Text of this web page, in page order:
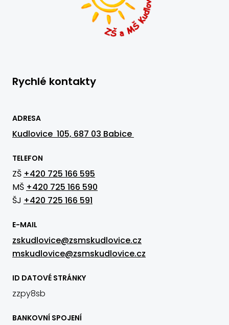
Rychlé kontakty
ADRESA
Kudlovice 105, 687 03 Babice
TELEFON
ZŠ+420 725 166 595
MŠ+420 725 166 590
ŠJ +420 725 166 591
E-MAIL
zskudlovice@zsmskudlovice.cz
mskudlovice@zsmskudlovice.cz
ID DATOVÉ STRÁNKY
zzpy8sb
BANKOVNÍ SPOJENÍ